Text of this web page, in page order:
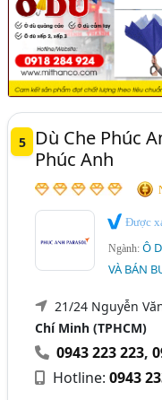
5
Dù Che Phúc
Phúc Anh
Được
Ngành:Ô
VÀ BÁN
21/24 Nguyễn
Chí Minh (TPHCM)
0943 223 223,
Hotline:0943